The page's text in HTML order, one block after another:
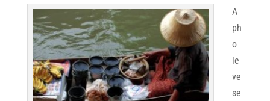
A
ph
o
le
ve
se